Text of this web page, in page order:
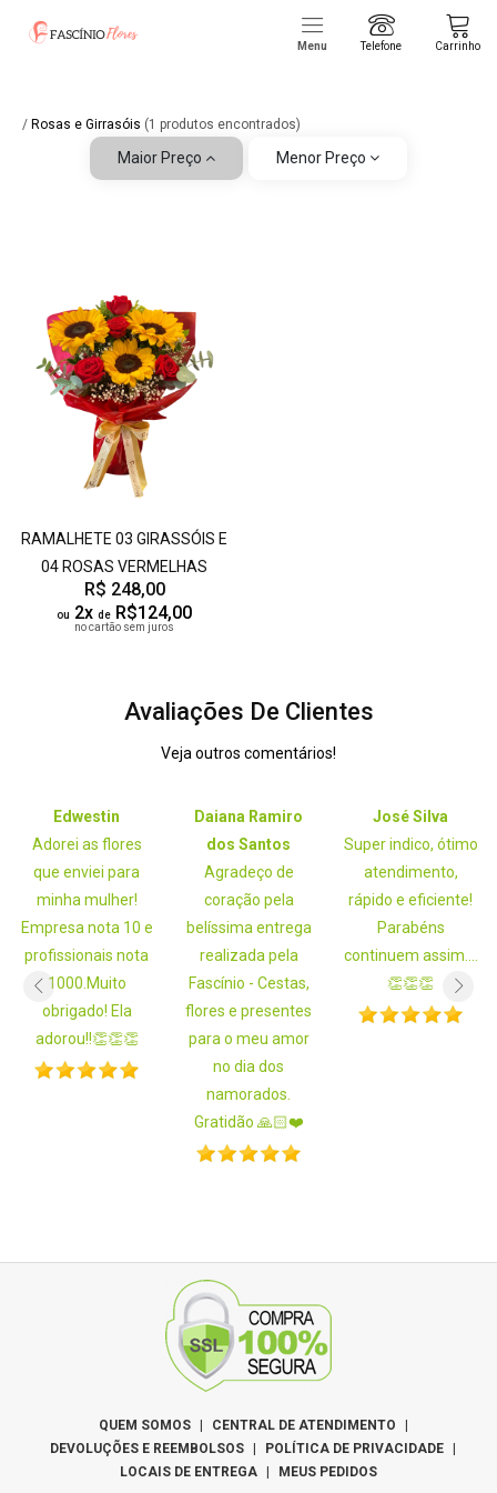
Menu Telefone Carrinho
/ Rosas e Girrasóis (1 produtos encontrados)
Maior Preço Menor Preço
RAMALHETE 03 GIRASSÓIS E
04 ROSAS VERMELHAS
R$ 248,00
ou 2x de R$124,00
no cartão sem juros
Avaliações De Clientes
Veja outros comentários!
Edwestin
Adorei as flores
que enviei para
minha mulher!
Empresa nota 10 e
profissionais nota
1000.Muito
obrigado! Ela
adorou!!👏👏👏
Daiana Ramiro
dos Santos
Agradeço de
coração pela
belíssima entrega
realizada pela
Fascínio - Cestas,
flores e presentes
para o meu amor
no dia dos
namorados.
Gratidão 🙏🏻❤️
José Silva
Super indico, ótimo
atendimento,
rápido e eficiente!
Parabéns
continuem assim....
👏👏👏
QUEM SOMOS | CENTRAL DE ATENDIMENTO
|
DEVOLUÇÕES E REEMBOLSOS | POLÍTICA DE PRIVACIDADE |
LOCAIS DE ENTREGA | MEUS PEDIDOS